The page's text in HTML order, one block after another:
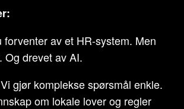
forventer av et HR-system. Men
Og drevet av AI.
gjør komplekse spørsmål enkle.
om lokale lover og regler